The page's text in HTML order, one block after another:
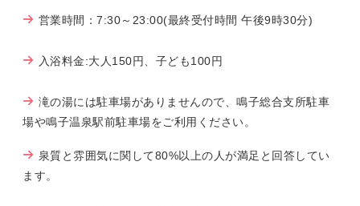
営業時間：7:30～23:00(最終受付時間 午後9時30分)
入浴料金:大人150円、子ども100円
滝の湯には駐車場がありませんので、鳴子総合支所駐車
場や鳴子温泉駅前駐車場をご利用ください。
泉質と雰囲気に関して80%以上の人が満足と回答してい
ます。